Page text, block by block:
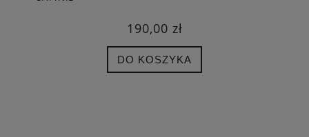
190,00 zł
DO KOSZYKA